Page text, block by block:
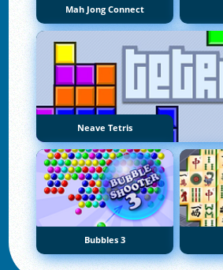
Mah Jong Connect
Neave Tetris
Bubbles 3